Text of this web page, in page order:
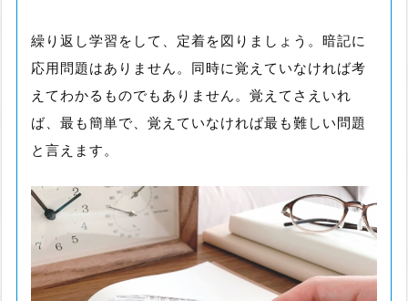
繰り返し学習をして、定着を図りましょう。暗記に
応用問題はありません。同時に覚えていなければ考
えてわかるものでもありません。覚えてさえいれ
ば、最も簡単で、覚えていなければ最も難しい問題
と言えます。